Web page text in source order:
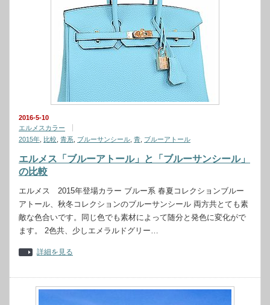
2016-5-10
エルメスカラー
2015年 比較 青系 ブルーサンシール 青 ブルーアトール
エルメス「ブルーアトール」と「ブルーサンシール」
の比較
エルメス 2015年登場カラー ブルー系 春夏コレクションブルー
アトール、秋冬コレクションのブルーサンシール 両方共とても素
敵な色合いです。同じ色でも素材によって随分と発色に変化がで
ます。 2色共、少しエメラルドグリー…
詳細を見る